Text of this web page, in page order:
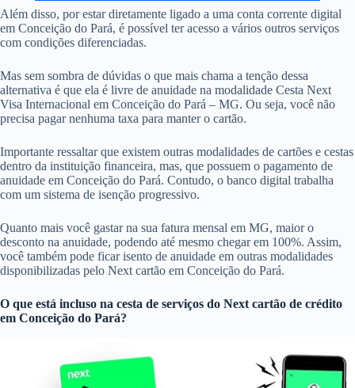
Além disso, por estar diretamente ligado a uma conta corrente digital
em Conceição do Pará, é possível ter acesso a vários outros serviços
com condições diferenciadas.
Mas sem sombra de dúvidas o que mais chama a tenção dessa
alternativa é que ela é livre de anuidade na modalidade Cesta Next
Visa Internacional em Conceição do Pará – MG. Ou seja, você não
precisa pagar nenhuma taxa para manter o cartão.
Importante ressaltar que existem outras modalidades de cartões e cestas
dentro da instituição financeira, mas, que possuem o pagamento de
anuidade em Conceição do Pará. Contudo, o banco digital trabalha
com um sistema de isenção progressivo.
Quanto mais você gastar na sua fatura mensal em MG, maior o
desconto na anuidade, podendo até mesmo chegar em 100%. Assim,
você também pode ficar isento de anuidade em outras modalidades
disponibilizadas pelo Next cartão em Conceição do Pará.
O que está incluso na cesta de serviços do Next cartão de crédito
em Conceição do Pará?